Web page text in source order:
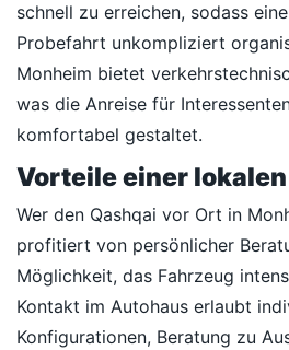
schnell zu erreichen, sodass
Probefahrt unkompliziert
Monheim bietet
was die Anreise für
komfortabel gestaltet.
Vorteile einer
Wer den Qashqai vor Ort in
profitiert von persönlicher
Möglichkeit, das Fahrzeug
Kontakt im Autohaus erlaubt
Konfigurationen, Beratung zu